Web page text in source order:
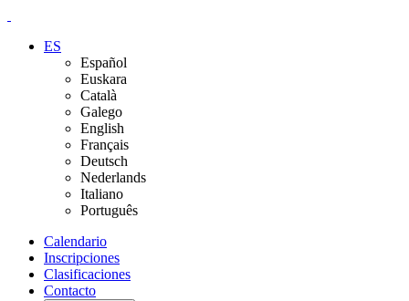
ES
Español
Euskara
Català
Galego
English
Français
Deutsch
Nederlands
Italiano
Português
Calendario
Inscripciones
Clasificaciones
Contacto